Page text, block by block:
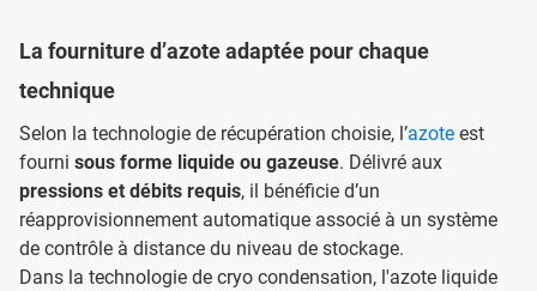
La fourniture d’azote adaptée pour chaque
technique
Selon la technologie de récupération choisie, l’azote est
fourni sous forme liquide ou gazeuse. Délivré aux
pressions et débits requis, il bénéficie d’un
réapprovisionnement automatique associé à un système
de contrôle à distance du niveau de stockage.
Dans la technologie de cryo condensation, l'azote liquide